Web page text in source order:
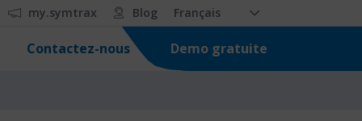
my.symtrax Blog Français
Contactez-nous Demo gratuite